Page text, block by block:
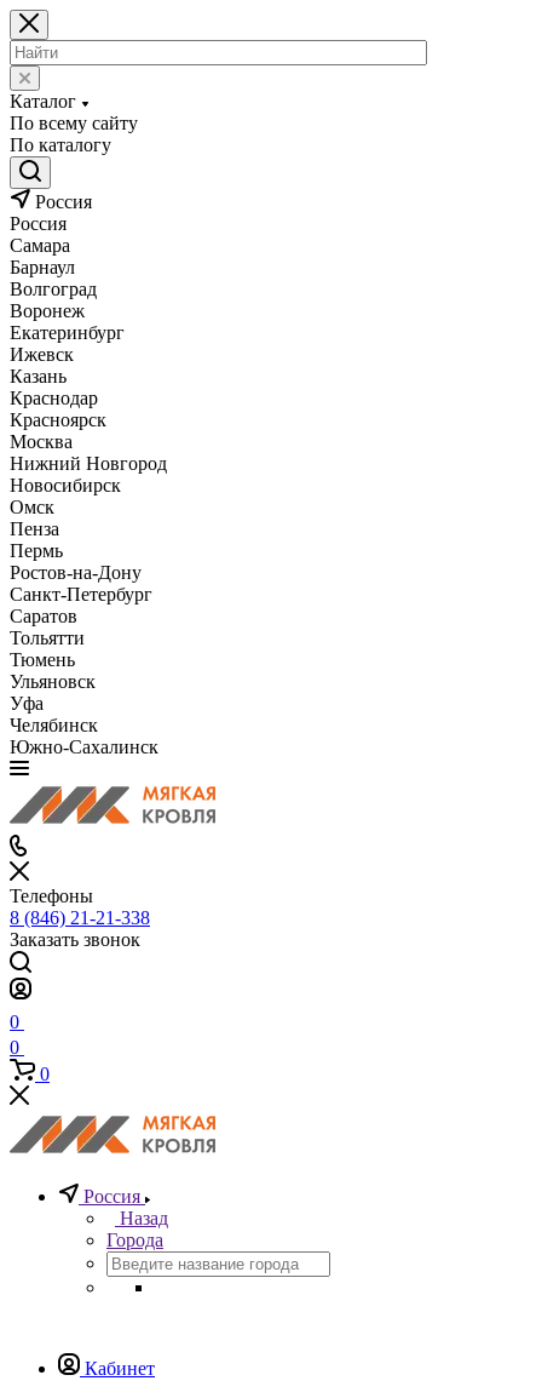
Каталог
По всему сайту
По каталогу
Россия
Россия
Самара
Барнаул
Волгоград
Воронеж
Екатеринбург
Ижевск
Казань
Краснодар
Красноярск
Москва
Нижний Новгород
Новосибирск
Омск
Пенза
Пермь
Ростов-на-Дону
Санкт-Петербург
Саратов
Тольятти
Тюмень
Ульяновск
Уфа
Челябинск
Южно-Сахалинск
Телефоны
8 (846) 21-21-338
Заказать звонок
0
0
0
Россия
Назад
Города
Кабинет